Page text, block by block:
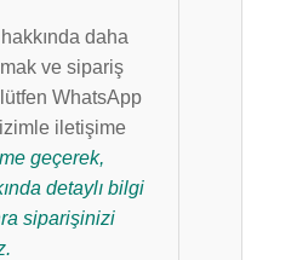
daha
ve sipariş
WhatsApp
iletişime
geçerek,
detaylı bilgi
siparişinizi